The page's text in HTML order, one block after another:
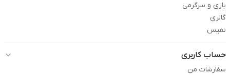
بازی و سرگرمی
گالری
نفیس
حساب کاربری
سفارشات من